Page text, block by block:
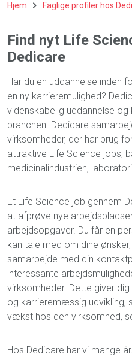
Hjem Faglige profiler hos
Find nyt Life
Dedicare
Har du en uddannelse inden
en ny karrieremulighed?
videnskabelig uddannelse
branchen. Dedicare
virksomheder, der har brug
attraktive Life Science jobs,
medicinalindustrien,
Et Life Science job gennem
at afprøve nye
arbejdsopgaver. Du får en
kan tale med om dine
samarbejde med din
interessante
virksomheder. Dette giver
og karrieremæssig udvikling,
vækst hos den virksomhed,
Hos Dedicare har vi mange